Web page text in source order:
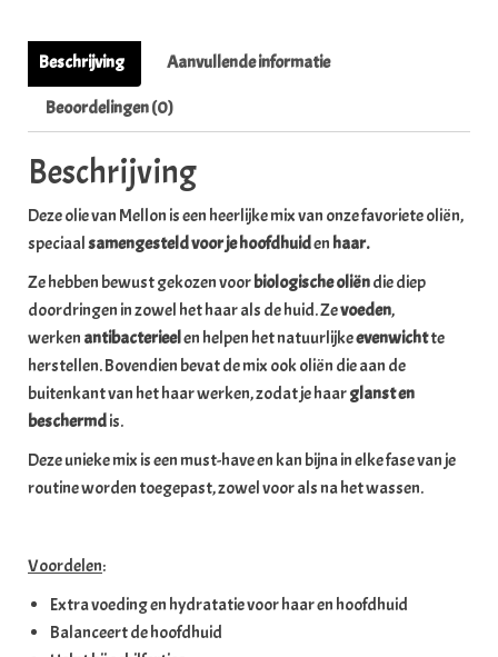
Beschrijving Aanvullende informatie
Beoordelingen (0)
Beschrijving
Deze olie van Mellon is een heerlijke mix van onze favoriete oliën,
speciaalsamengesteld voor je hoofdhuiden haar.
Ze hebben bewust gekozen voorbiologische oliëndie diep
doordringen in zowel het haar als de huid. Zevoeden,
werken antibacterieelen helpen het natuurlijkeevenwichtte
herstellen. Bovendien bevat de mix ook oliën die aan de
buitenkant van het haar werken, zodat je haarglanst en
beschermdis.
Deze unieke mix is een must-have en kan bijna in elke fase van je
routine worden toegepast, zowel voor als na het wassen.
Voordelen:
Extra voeding en hydratatie voor haar en hoofdhuid
Balanceert de hoofdhuid